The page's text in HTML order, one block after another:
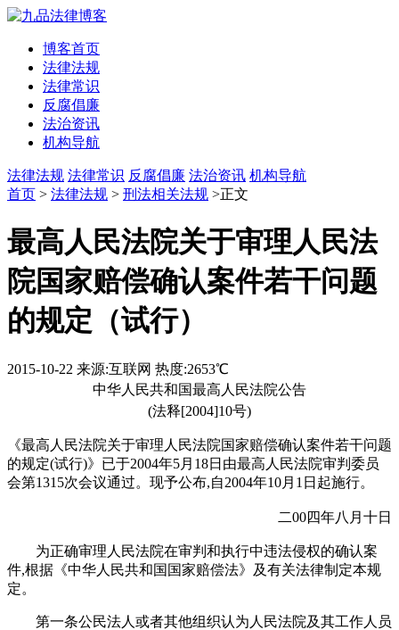
博客首页
法律法规
法律常识
反腐倡廉
法治资讯
机构导航
法律法规 法律常识 反腐倡廉 法治资讯 机构导航
首页 > 法律法规 > 刑法相关法规 >正文
最高人民法院关于审理人民法
院国家赔偿确认案件若干问题
的规定（试行）
2015-10-22 来源:互联网 热度:2653℃
中华人民共和国最高人民法院公告
(法释[2004]10号)
《最高人民法院关于审理人民法院国家赔偿确认案件若干问题
的规定(试行)》已于2004年5月18日由最高人民法院审判委员
会第1315次会议通过。现予公布,自2004年10月1日起施行。
二00四年八月十日
为正确审理人民法院在审判和执行中违法侵权的确认案
件,根据《中华人民共和国国家赔偿法》及有关法律制定本规
定。
第一条公民法人或者其他组织认为人民法院及其工作人员